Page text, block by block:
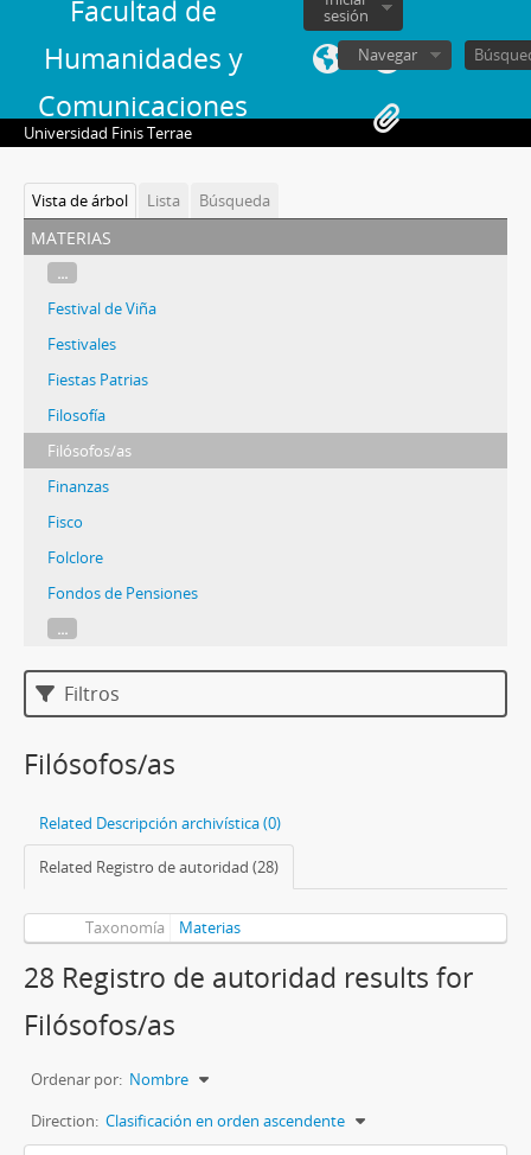
Facultad de
Humanidades y
Comunicaciones
sesión
Navegar
Universidad Finis Terrae
Vista de árbol Lista Búsqueda
materias
...
Festival de Viña
Festivales
Fiestas Patrias
Filosofía
Filósofos/as
Finanzas
Fisco
Folclore
Fondos de Pensiones
...
Filtros
Filósofos/as
Related Descripción archivística (0)
Related Registro de autoridad (28)
Taxonomía Materias
28 Registro de autoridad results for
Filósofos/as
Ordenar por: Nombre
Direction: Clasificación en orden ascendente